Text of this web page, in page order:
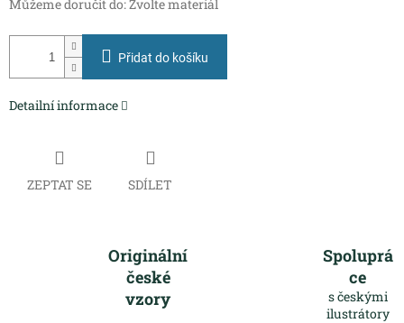
Můžeme doručit do:Zvolte materiál
Přidat do košíku
Detailní informace
ZEPTAT SE SDÍLET
Originální
české
vzory
Spoluprá
ce
s českými
ilustrátory